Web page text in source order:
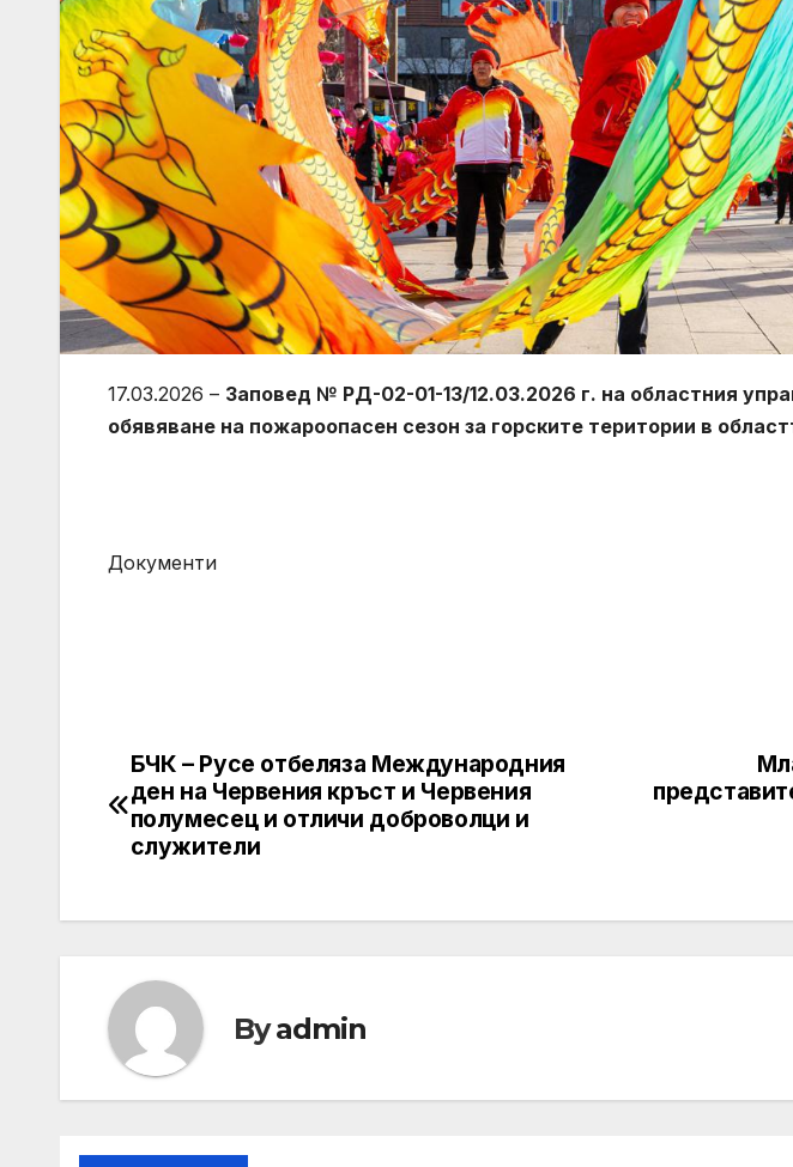
17.03.2026 – Заповед № РД-02-01-13/12.03.2026 г. на областния
обявяване на пожароопасен сезон за горските територии в
Документи
Post
navigation
БЧК – Русе отбеляза Международния
ден на Червения кръст и Червения
полумесец и отличи доброволци и
служители
Byadmin